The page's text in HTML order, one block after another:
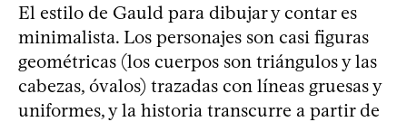
El estilo de Gauld para dibujar y contar es
minimalista. Los personajes son casi figuras
geométricas (los cuerpos son triángulos y las
cabezas, óvalos) trazadas con líneas gruesas y
uniformes, y la historia transcurre a partir de